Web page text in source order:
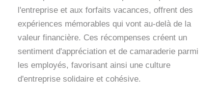
l'entreprise et aux forfaits vacances, offrent des
expériences mémorables qui vont au-delà de la
valeur financière. Ces récompenses créent un
sentiment d'appréciation et de camaraderie parmi
les employés, favorisant ainsi une culture
d'entreprise solidaire et cohésive.